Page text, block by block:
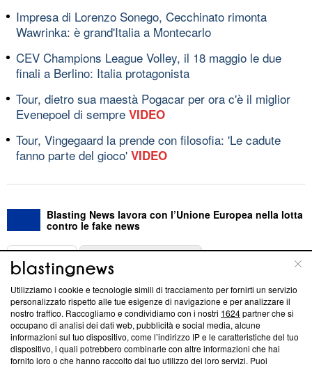
Impresa di Lorenzo Sonego, Cecchinato rimonta
Wawrinka: è grand'Italia a Montecarlo
CEV Champions League Volley, il 18 maggio le due
finali a Berlino: Italia protagonista
Tour, dietro sua maestà Pogacar per ora c'è il miglior
Evenepoel di sempre VIDEO
Tour, Vingegaard la prende con filosofia: 'Le cadute
fanno parte del gioco' VIDEO
Blasting News lavora con l’Unione Europea nella lotta
contro le fake news
ABOUT
Questa sezione offre informazioni trasparenti su Blasting
News, sui nostri processi editoriali e su come ci impegniamo a
creare news di qualità. Inoltre, afferma la nostra aderenza a
‘Trust Project - News with Integrity’Blasting News non è
ancora membro del programma, ma ha richiesto di farne
Utilizziamo i cookie e tecnologie simili di tracciamento per fornirti un servizio
personalizzato rispetto alle tue esigenze di navigazione e per analizzare il
nostro traffico. Raccogliamo e condividiamo con i nostri 1624partner che si
occupano di analisi dei dati web, pubblicità e social media, alcune
informazioni sul tuo dispositivo, come l’indirizzo IP e le caratteristiche del tuo
dispositivo, i quali potrebbero combinarle con altre informazioni che hai
fornito loro o che hanno raccolto dal tuo utilizzo dei loro servizi. Puoi